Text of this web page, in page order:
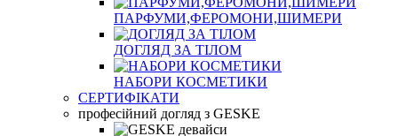
ПАРФУМИ,ФЕРОМОНИ,ШИМЕРИ
ДОГЛЯД ЗА ТІЛОМ
НАБОРИ КОСМЕТИКИ
СЕРТИФІКАТИ
професійний догляд з GESKE